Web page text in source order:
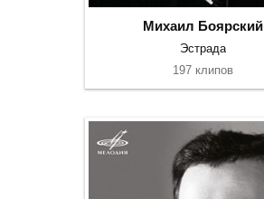
Михаил Боярский
Эстрада
197 клипов